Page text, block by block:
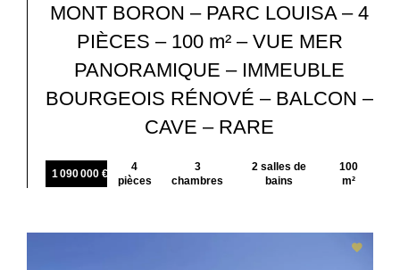
MONT BORON – PARC LOUISA – 4
PIÈCES – 100 m² – VUE MER
PANORAMIQUE – IMMEUBLE
BOURGEOIS RÉNOVÉ – BALCON –
CAVE – RARE
1 090 000 €
4
pièces
3
chambres
2 salles de
bains
100
m²